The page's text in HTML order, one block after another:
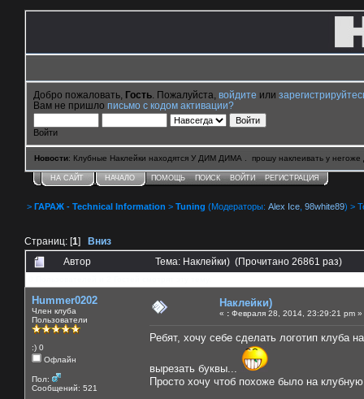
Добро пожаловать, Гость . Пожалуйста, войдите или
Вам не пришло письмо с кодом активации?
Войти
Новости: Клубные Наклейки находятся У ДИМ ДИМА . прошу наклеивать у негоже
НА САЙТ НАЧАЛО ПОМОЩЬ ПОИСК ВОЙТИ РЕГИСТРАЦИЯ
> ГАРАЖ - Technical Information > Tuning (Модераторы: Alex Ice 98white89) >
Страниц: [1] Вниз
Автор
Тема: Наклейки) (Прочитано 26861 раз)
Hummer0202
Член клуба
Пользователи
:) 0
Офлайн
Пол:
Сообщений: 521
Наклейки)
« : Февраля 28, 2014, 23:29:21 pm »
Ребят, хочу себе сделать логотип клуба
вырезать буквы...
Просто хочу чтоб похоже было на